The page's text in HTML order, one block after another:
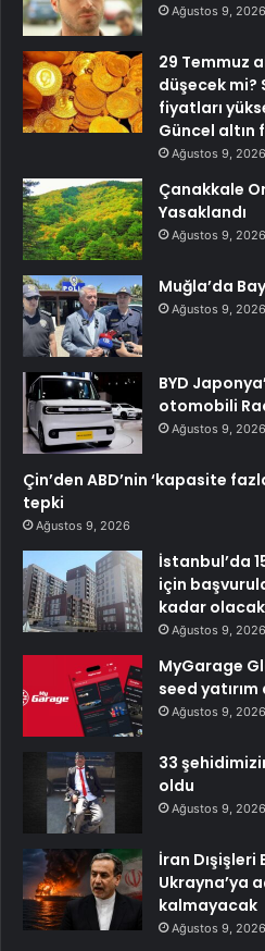
Ağustos 9, 2026
29 Temmuz
düşecek mi?
fiyatları
Güncel altın
Ağustos 9, 2026
Çanakkale
Yasaklandı
Ağustos 9, 2026
Muğla’da
Ağustos 9, 2026
BYD
otomobili
Ağustos 9, 2026
Çin’den ABD’nin ‘kapasite
tepki
Ağustos 9, 2026
İstanbul’da
için
kadar
Ağustos 9, 2026
MyGarage
seed yatırım
Ağustos 9, 2026
33
oldu
Ağustos 9, 2026
İran Dışişleri
Ukrayna’ya
kalmayacak
Ağustos 9, 2026